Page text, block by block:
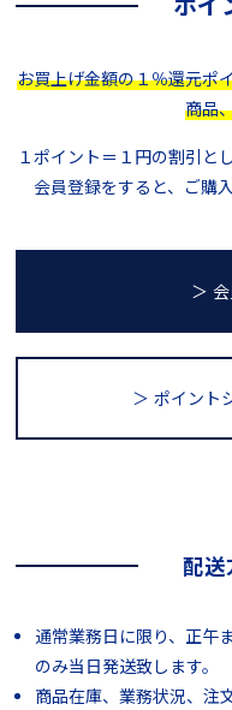
お買上げ金額の１％還元ポ
商品
１ポイント＝１円の割引と
会員登録をすると、ご購
＞
＞ ポイント
配送
通常業務日に限り、正午
のみ当日発送致します。
商品在庫、業務状況、注